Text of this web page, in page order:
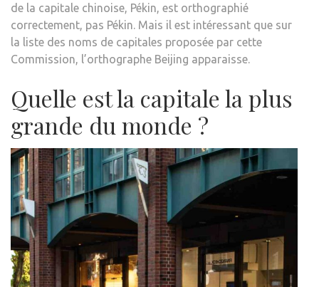
de la capitale chinoise, Pékin, est orthographié
correctement, pas Pékin. Mais il est intéressant que sur
la liste des noms de capitales proposée par cette
Commission, l’orthographe Beijing apparaisse.
Quelle est la capitale la plus
grande du monde ?